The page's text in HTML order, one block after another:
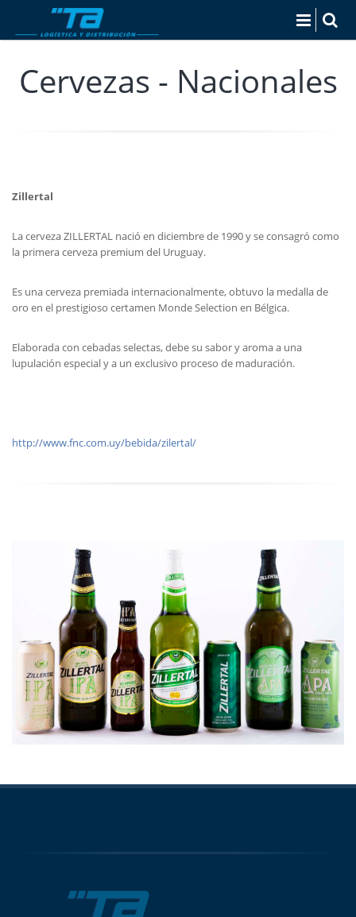
Cervezas - Nacionales
Zillertal
La cerveza ZILLERTAL nació en diciembre de 1990 y se consagró como
la primera cerveza premium del Uruguay.
Es una cerveza premiada internacionalmente, obtuvo la medalla de
oro en el prestigioso certamen Monde Selection en Bélgica.
Elaborada con cebadas selectas, debe su sabor y aroma a una
lupulación especial y a un exclusivo proceso de maduración.
http://www.fnc.com.uy/bebida/zilertal/